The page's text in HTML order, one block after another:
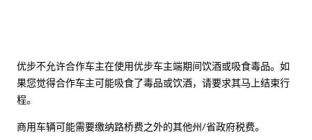
优步不允许合作车主在使用优步车主端期间饮酒或吸食毒品。如
果您觉得合作车主可能吸食了毒品或饮酒，请要求其马上结束行
程。
商用车辆可能需要缴纳路桥费之外的其他州/省政府税费。